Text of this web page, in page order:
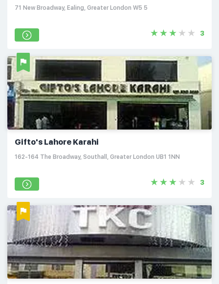
71 New Broadway, Ealing, Greater London W5 5
3
Gifto's Lahore Karahi
162-164 The Broadway, Southall, Greater London UB1 1NN
3